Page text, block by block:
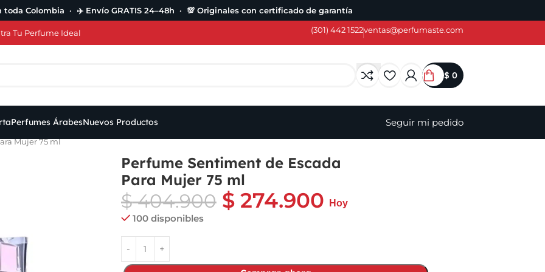
toda Colombia · ✈️ Envío GRATIS 24–48h · 💯 Originales con certificado de garantía
Tu Perfume Ideal (301) 442 1522ventas@perfumaste.com
$ 0
Perfumes ÁrabesNuevos Productos Seguir mi pedido
Mujer 75 ml
Perfume Sentiment de Escada
Para Mujer 75 ml
$404.900 $274.900 Hoy
100 disponibles